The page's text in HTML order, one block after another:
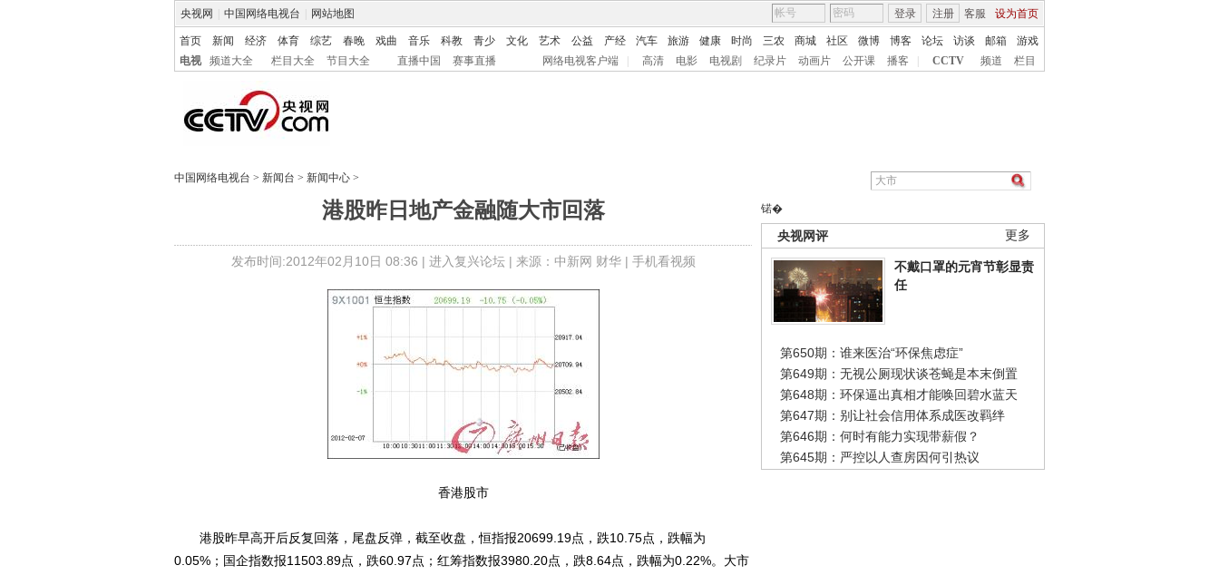
央视网 中国网络电视台 网站地图 客服 设为首页
登录 注册
首页 新闻 经济 体育 综艺 春晚 戏曲 音乐 科教 青少 文化 艺术 公益 产经 汽车 旅游 健康 时尚 三农 商城 社区 微博 博客 论坛 访谈 邮箱
游戏
电视
频道大全 栏目大全 节目大全 直播中国 赛事直播 网络电视客户端 高清 电影 电视剧 纪录片 动画片 公开课 播客 CCTV 频道 栏目
中国网络电视台 > 新闻台 > 新闻中心 >
港股昨日地产金融随大市回落
发布时间:2012年02月10日 08:36 | 进入复兴论坛| 来源：中新网 财华 | 手机看视频
锘�
更多
央视网评
不戴口罩的元宵节彰显责
任
第650期：谁来医治“环保焦虑症”
第649期：无视公厕现状谈苍蝇是本末倒置
第648期：环保逼出真相才能唤回碧水蓝天
第647期：别让社会信用体系成医改羁绊
第646期：何时有能力实现带薪假？
第645期：严控以人查房因何引热议
香港股市
港股昨早高开后反复回落，尾盘反弹，截至收盘，恒指报20699.19点，跌10.75点，跌幅为
0.05%；国企指数报11503.89点，跌60.97点；红筹指数报3980.20点，跌8.64点，跌幅为0.22%。大市